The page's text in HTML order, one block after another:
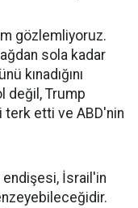
gözlemliyoruz.
sola kadar
kınadığını
değil, Trump
terk etti ve ABD'nin
endişesi, İsrail'in